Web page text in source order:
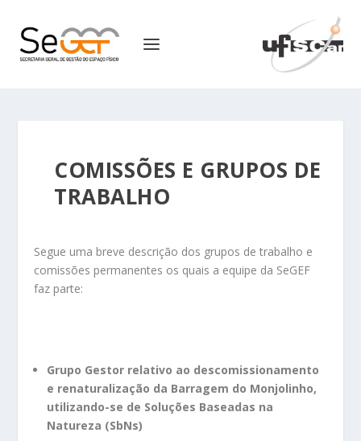
COMISSÕES E GRUPOS DE
TRABALHO
Segue uma breve descrição dos grupos de trabalho e
comissões permanentes os quais a equipe da SeGEF
faz parte:
Grupo Gestor relativo ao descomissionamento
e renaturalização da Barragem do Monjolinho,
utilizando-se de Soluções Baseadas na
Natureza (SbNs)